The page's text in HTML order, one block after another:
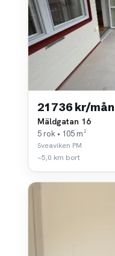
21 736 kr/mån
Mäldgatan 16
5 rok • 105 m²
Sveaviken PM
~5,0 km bort